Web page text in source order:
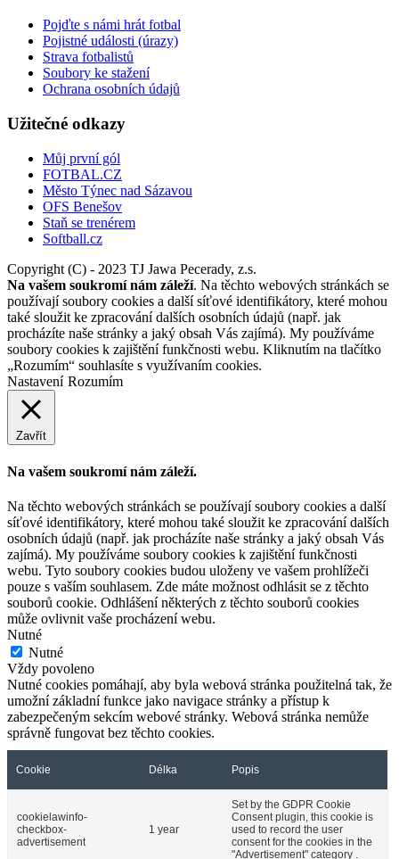
Pojďte s námi hrát fotbal
Pojistné události (úrazy)
Strava fotbalistů
Soubory ke stažení
Ochrana osobních údajů
Užitečné odkazy
Můj první gól
FOTBAL.CZ
Město Týnec nad Sázavou
OFS Benešov
Staň se trenérem
Softball.cz
Copyright (C) - 2023 TJ Jawa Pecerady, z.s.
Na vašem soukromí nám záleží. Na těchto webových stránkách se
používají soubory cookies a další síťové identifikátory, které mohou
také sloužit ke zpracování dalších osobních údajů (např. jak
procházíte naše stránky a jaký obsah Vás zajímá). My používáme
soubory cookies k zajištění funkčnosti webu. Kliknutím na tlačítko
„Rozumím“ souhlasíte s využívaním cookies.
Nastavení Rozumím
Zavřít
Na vašem soukromí nám záleží.
Na těchto webových stránkách se používají soubory cookies a další
síťové identifikátory, které mohou také sloužit ke zpracování dalších
osobních údajů (např. jak procházíte naše stránky a jaký obsah Vás
zajímá). My používáme soubory cookies k zajištění funkčnosti
webu. Tyto soubory cookies budou uloženy ve vašem prohlížeči
pouze s vaším souhlasem. Zde máte možnost odhlásit se z těchto
souborů cookie. Odhlášení některých z těchto souborů cookies
může ovlivnit vaše procházení webu.
Nutné
Nutné
Vždy povoleno
Nutné cookies pomáhají, aby byla webová stránka použitelná tak, že
umožní základní funkce jako navigace stránky a přístup k
zabezpečeným sekcím webové stránky. Webová stránka nemůže
správně fungovat bez těchto cookies.
Cookie Délka Popis
cookielawinfo-
checkbox-
advertisement
1 year
Set by the GDPR Cookie
Consent plugin, this cookie is
used to record the user
consent for the cookies in the
"Advertisement" category .